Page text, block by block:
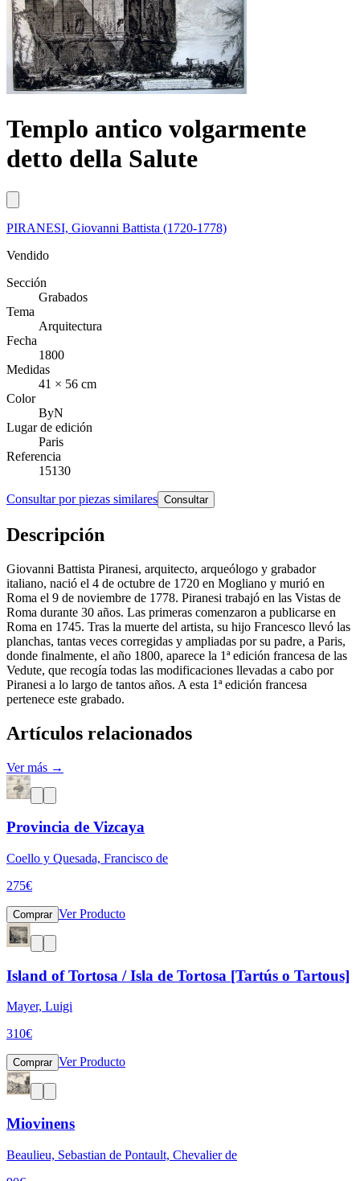
Templo antico volgarmente
detto della Salute
PIRANESI, Giovanni Battista (1720-1778)
Vendido
Sección
Grabados
Tema
Arquitectura
Fecha
1800
Medidas
41 × 56 cm
Color
ByN
Lugar de edición
Paris
Referencia
15130
Consultar por piezas similares Consultar
Descripción
Giovanni Battista Piranesi, arquitecto, arqueólogo y grabador
italiano, nació el 4 de octubre de 1720 en Mogliano y murió en
Roma el 9 de noviembre de 1778. Piranesi trabajó en las Vistas de
Roma durante 30 años. Las primeras comenzaron a publicarse en
Roma en 1745. Tras la muerte del artista, su hijo Francesco llevó las
planchas, tantas veces corregidas y ampliadas por su padre, a Paris,
donde finalmente, el año 1800, aparece la 1ª edición francesa de las
Vedute, que recogía todas las modificaciones llevadas a cabo por
Piranesi a lo largo de tantos años. A esta 1ª edición francesa
pertenece este grabado.
Artículos relacionados
Ver más →
Provincia de Vizcaya
Coello y Quesada, Francisco de
275€
Comprar Ver Producto
Island of Tortosa / Isla de Tortosa [Tartús o Tartous]
Mayer, Luigi
310€
Comprar Ver Producto
Miovinens
Beaulieu, Sebastian de Pontault, Chevalier de